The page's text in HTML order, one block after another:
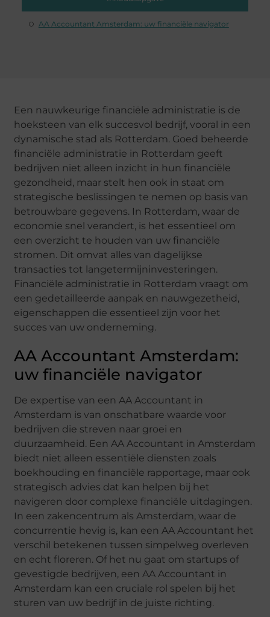
AA Accountant Amsterdam: uw financiële navigator
Een nauwkeurige financiële administratie is de
hoeksteen van elk succesvol bedrijf, vooral in een
dynamische stad als Rotterdam. Goed beheerde
financiële administratie in Rotterdam geeft
bedrijven niet alleen inzicht in hun financiële
gezondheid, maar stelt hen ook in staat om
strategische beslissingen te nemen op basis van
betrouwbare gegevens. In Rotterdam, waar de
economie snel verandert, is het essentieel om
een overzicht te houden van uw financiële
stromen. Dit omvat alles van dagelijkse
transacties tot langetermijninvesteringen.
Financiële administratie in Rotterdam vraagt om
een gedetailleerde aanpak en nauwgezetheid,
eigenschappen die essentieel zijn voor het
succes van uw onderneming.
AA Accountant Amsterdam:
uw financiële navigator
De expertise van een AA Accountant in
Amsterdam is van onschatbare waarde voor
bedrijven die streven naar groei en
duurzaamheid. Een AA Accountant in Amsterdam
biedt niet alleen essentiële diensten zoals
boekhouding en financiële rapportage, maar ook
strategisch advies dat kan helpen bij het
navigeren door complexe financiële uitdagingen.
In een zakencentrum als Amsterdam, waar de
concurrentie hevig is, kan een AA Accountant het
verschil betekenen tussen simpelweg overleven
en echt floreren. Of het nu gaat om startups of
gevestigde bedrijven, een AA Accountant in
Amsterdam kan een cruciale rol spelen bij het
sturen van uw bedrijf in de juiste richting.